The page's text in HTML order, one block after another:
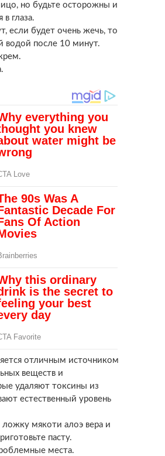
но будьте осторожны и
в глаза.
если будет очень жечь, то
водой после 10 минут.
отличным источником
веществ и
удаляют токсины из
естественный уровень
мякоти алоэ вера и
пасту.
места.